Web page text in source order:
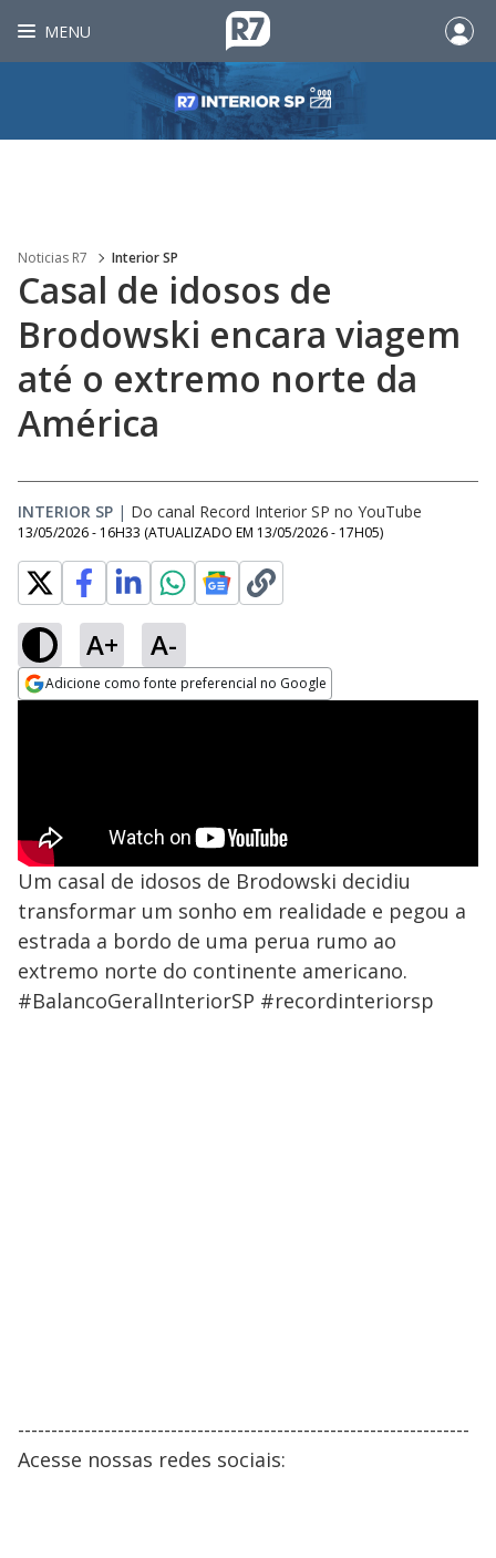
MENU
Noticias R7 Interior SP
Casal de idosos de
Brodowski encara viagem
até o extremo norte da
América
INTERIOR SP | Do canal Record Interior SP no YouTube
13/05/2026 - 16H33 (ATUALIZADO EM 13/05/2026 - 17H05)
A+ A-
Adicione como fonte preferencial no Google
Um casal de idosos de Brodowski decidiu
transformar um sonho em realidade e pegou a
estrada a bordo de uma perua rumo ao
extremo norte do continente americano.
#BalancoGeralInteriorSP #recordinteriorsp
--------------------------------------------------------------------
Acesse nossas redes sociais: